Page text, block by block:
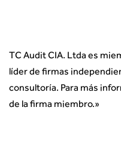
TC Audit CIA. Ltda es
líder de firmas
consultoría. Para más
de la firma miembro.»